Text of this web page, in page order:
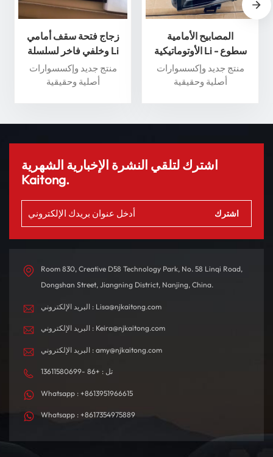
زجاج فتحة سقف أمامي
وخلفي فاخر لسلسلة Li
Auto L - عزز تجربة القيادة
الخاصة بك
منتج جديد وإكسسوارات
أصلية وحقيقية
المصابيح الأمامية
الأوتوماتيكية Li - سطوع
وأداء فائقان لسلامة قصوى
منتج جديد وإكسسوارات
أصلية وحقيقية
اشترك لتلقي النشرة الإخبارية الشهرية
Kaitong.
Room 830, Creative D58 Technology Park, No. 58 Linqi Road,
Dongshan Street, Jiangning District, Nanjing, China.
البريد الإلكتروني : Lisa@njkaitong.com
البريد الإلكتروني : Keira@njkaitong.com
البريد الإلكتروني : amy@njkaitong.com
تل : +86 -13611580699
Whatsapp : +8613951966615
Whatsapp : +8617354975889